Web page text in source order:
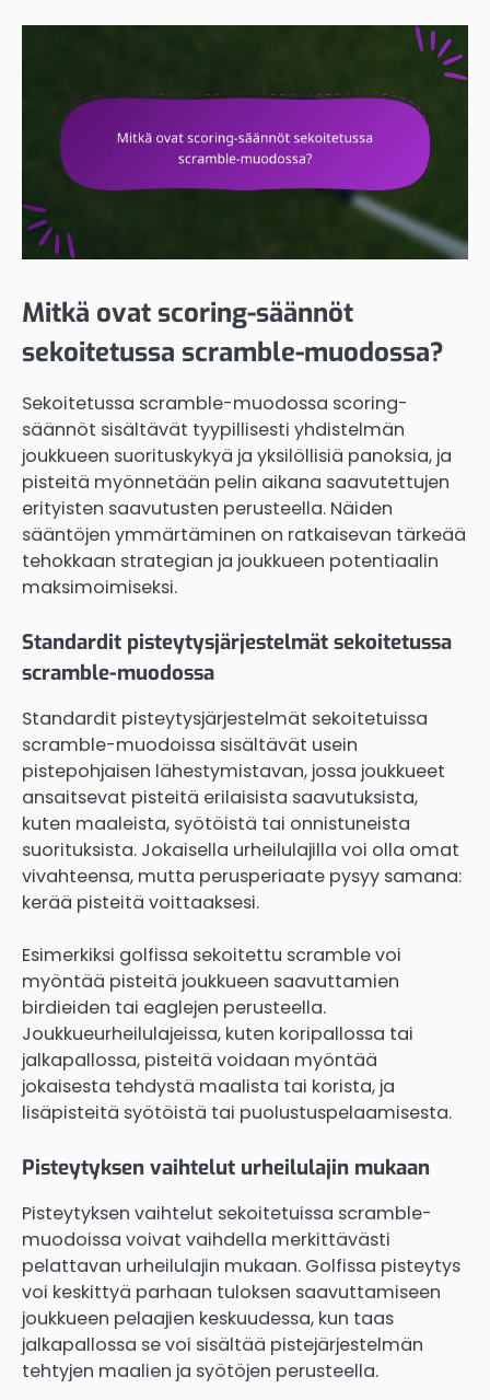
Mitkä ovat scoring-säännöt
sekoitetussa scramble-muodossa?
Sekoitetussa scramble-muodossa scoring-
säännöt sisältävät tyypillisesti yhdistelmän
joukkueen suorituskykyä ja yksilöllisiä panoksia, ja
pisteitä myönnetään pelin aikana saavutettujen
erityisten saavutusten perusteella. Näiden
sääntöjen ymmärtäminen on ratkaisevan tärkeää
tehokkaan strategian ja joukkueen potentiaalin
maksimoimiseksi.
Standardit pisteytysjärjestelmät sekoitetussa
scramble-muodossa
Standardit pisteytysjärjestelmät sekoitetuissa
scramble-muodoissa sisältävät usein
pistepohjaisen lähestymistavan, jossa joukkueet
ansaitsevat pisteitä erilaisista saavutuksista,
kuten maaleista, syötöistä tai onnistuneista
suorituksista. Jokaisella urheilulajilla voi olla omat
vivahteensa, mutta perusperiaate pysyy samana:
kerää pisteitä voittaaksesi.
Esimerkiksi golfissa sekoitettu scramble voi
myöntää pisteitä joukkueen saavuttamien
birdieiden tai eaglejen perusteella.
Joukkueurheilulajeissa, kuten koripallossa tai
jalkapallossa, pisteitä voidaan myöntää
jokaisesta tehdystä maalista tai korista, ja
lisäpisteitä syötöistä tai puolustuspelaamisesta.
Pisteytyksen vaihtelut urheilulajin mukaan
Pisteytyksen vaihtelut sekoitetuissa scramble-
muodoissa voivat vaihdella merkittävästi
pelattavan urheilulajin mukaan. Golfissa pisteytys
voi keskittyä parhaan tuloksen saavuttamiseen
joukkueen pelaajien keskuudessa, kun taas
jalkapallossa se voi sisältää pistejärjestelmän
tehtyjen maalien ja syötöjen perusteella.